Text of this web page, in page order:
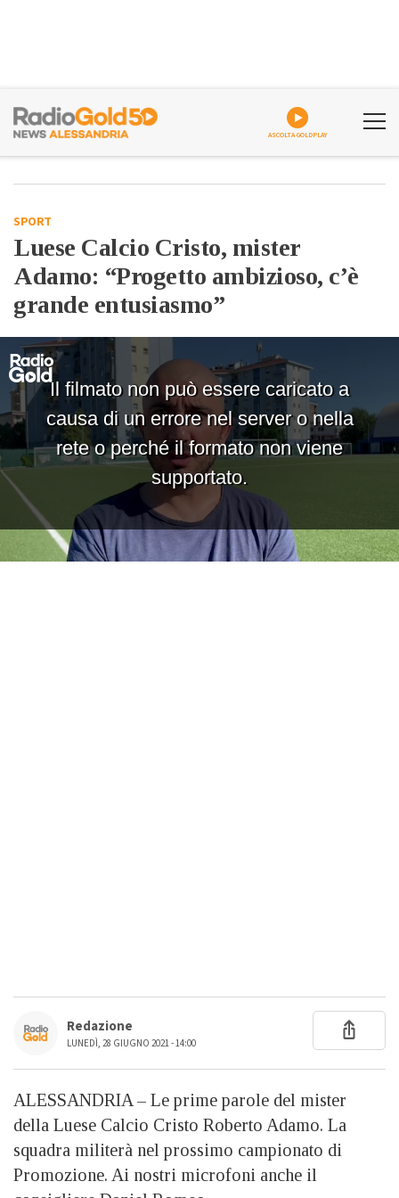
ASCOLTA GOLDPLAY
SPORT
Luese Calcio Cristo, mister
Adamo: “Progetto ambizioso, c’è
grande entusiasmo”
Redazione
LUNEDÌ, 28 GIUGNO 2021 - 14:00
ALESSANDRIA – Le prime parole del mister
della Luese Calcio Cristo Roberto Adamo. La
squadra militerà nel prossimo campionato di
Promozione. Ai nostri microfoni anche il